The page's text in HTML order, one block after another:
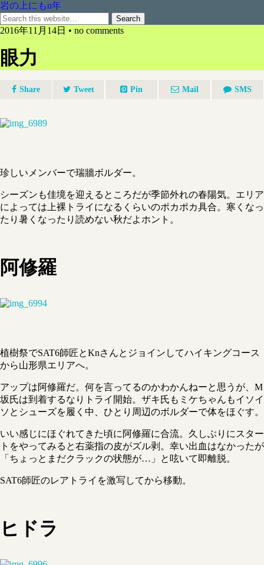
岩の上にもn年
2016年11月14日 • no comments
眼力
Share Tweet Pin Mail SMS
珍しいメンバーで瑞牆ボルダー。
シーズンも佳境を迎えるところだが季節外れの春陽気。エリア
によっては上裸トライになるくらいのポカポカ具合。寒くなっ
たり暑くなったり読めない秋だよホント。
阿修羅
植樹祭でSAT6師匠とKnさんとジョインしてハイキングコース
から山形県エリアへ。
アップは阿修羅だ。何を言ってるのかわかんねーと思うが、M
坂氏は到着するなりトライ開始。ザキ氏もミケちゃんもイソイ
ソとシューズを履く中、ひとり周辺のボルダーで体をほぐす。
いい感じにほぐれてきた頃に阿修羅に合流。久しぶりにスター
トをやってみると右薬指の皮がズル剥。幸い出血はなかったが
「ちょっとまだクラックの状態が…」と呟いて即離脱。
SAT6師匠のレアトライを激写してから移動。
ヒドラ